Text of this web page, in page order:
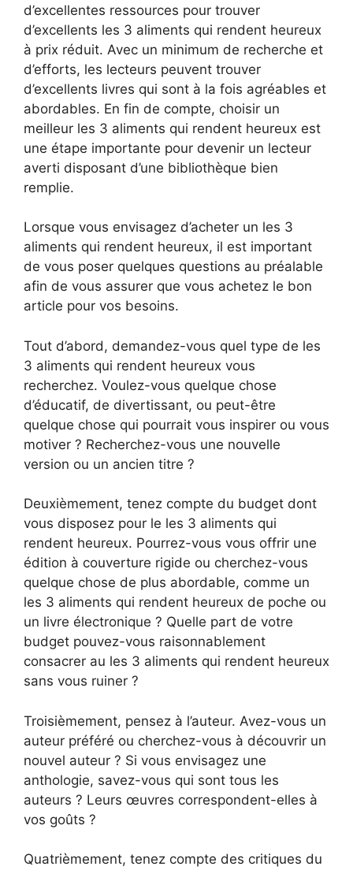
d’excellentes ressources pour trouver
d’excellents les 3 aliments qui rendent heureux
à prix réduit. Avec un minimum de recherche et
d’efforts, les lecteurs peuvent trouver
d’excellents livres qui sont à la fois agréables et
abordables. En fin de compte, choisir un
meilleur les 3 aliments qui rendent heureux est
une étape importante pour devenir un lecteur
averti disposant d’une bibliothèque bien
remplie.
Lorsque vous envisagez d’acheter un les 3
aliments qui rendent heureux, il est important
de vous poser quelques questions au préalable
afin de vous assurer que vous achetez le bon
article pour vos besoins.
Tout d’abord, demandez-vous quel type de les
3 aliments qui rendent heureux vous
recherchez. Voulez-vous quelque chose
d’éducatif, de divertissant, ou peut-être
quelque chose qui pourrait vous inspirer ou vous
motiver ? Recherchez-vous une nouvelle
version ou un ancien titre ?
Deuxièmement, tenez compte du budget dont
vous disposez pour le les 3 aliments qui
rendent heureux. Pourrez-vous vous offrir une
édition à couverture rigide ou cherchez-vous
quelque chose de plus abordable, comme un
les 3 aliments qui rendent heureux de poche ou
un livre électronique ? Quelle part de votre
budget pouvez-vous raisonnablement
consacrer au les 3 aliments qui rendent heureux
sans vous ruiner ?
Troisièmement, pensez à l’auteur. Avez-vous un
auteur préféré ou cherchez-vous à découvrir un
nouvel auteur ? Si vous envisagez une
anthologie, savez-vous qui sont tous les
auteurs ? Leurs œuvres correspondent-elles à
vos goûts ?
Quatrièmement, tenez compte des critiques du